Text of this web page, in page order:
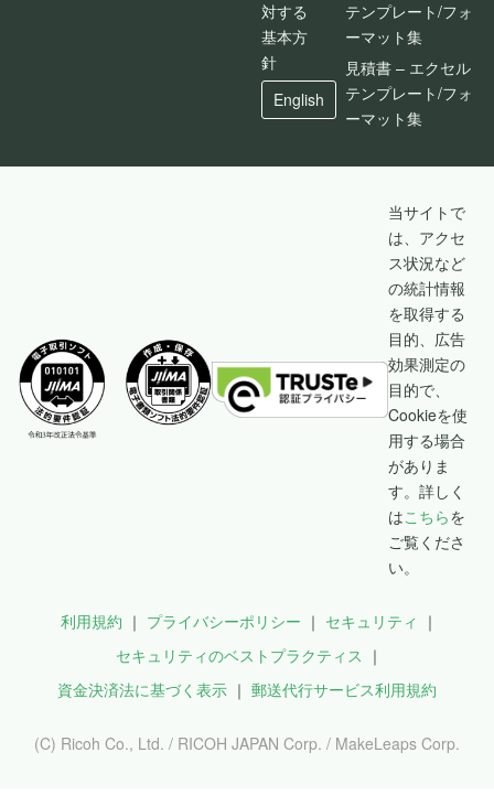
対する
基本方
針
English
テンプレート/フォ
ーマット集
見積書 – エクセル
テンプレート/フォ
ーマット集
当サイトで
は、アクセ
ス状況など
の統計情報
を取得する
目的、広告
効果測定の
目的で、
Cookieを使
用する場合
がありま
す。詳しく
はこちらを
ご覧くださ
い。
利用規約 プライバシーポリシー
セキュリティ
セキュリティのベストプラクティス
資金決済法に基づく表示
郵送代行サービス利用規約
(C) Ricoh Co., Ltd. / RICOH JAPAN Corp. / MakeLeaps Corp.